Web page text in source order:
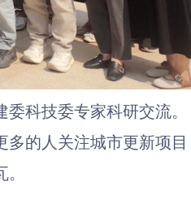
委科技委专家科研交流。
多的人关注城市更新项